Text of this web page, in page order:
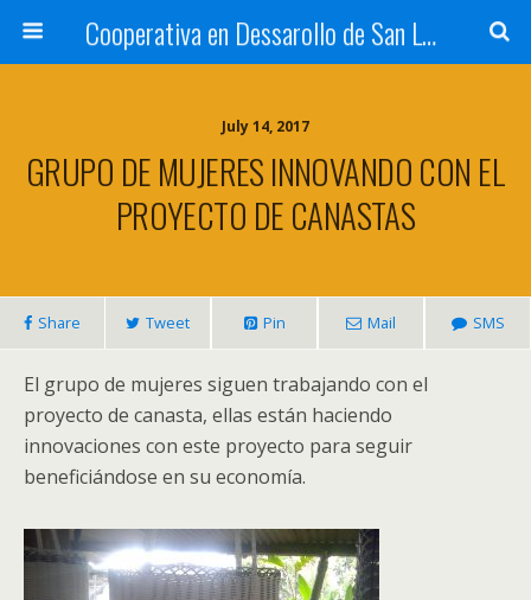
Cooperativa en Dessarollo de San Luis
July 14, 2017
GRUPO DE MUJERES INNOVANDO CON EL
PROYECTO DE CANASTAS
Share Tweet Pin Mail SMS
El grupo de mujeres siguen trabajando con el
proyecto de canasta, ellas están haciendo
innovaciones con este proyecto para seguir
beneficiándose en su economía.